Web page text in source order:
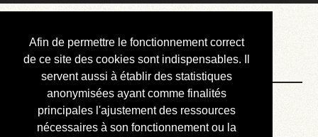
Afin de permettre le fonctionnement correct
de ce site des cookies sont indispensables. Il
servent aussi à établir des statistiques
anonymisées ayant comme finalités
principales l'ajustement des ressources
nécessaires à son fonctionnement ou la
Courbis, « LE »
Blog Officiel
Bienvenue
Réalisations